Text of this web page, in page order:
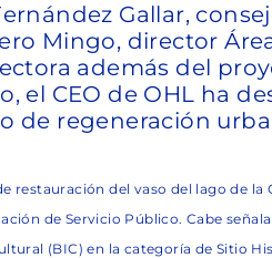
Gallar,
Mingo, director
además del
el CEO de OHL ha
de regeneración
restauración del vaso del lago de la
de Servicio Público. Cabe
(BIC) en la categoría de Sitio